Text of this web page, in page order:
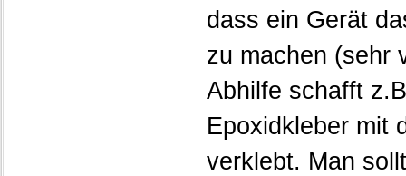
dass ein Gerät
zu machen (sehr
Abhilfe schafft
Epoxidkleber mit
verklebt. Man